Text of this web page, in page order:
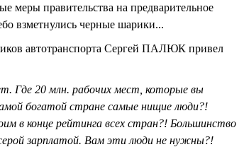
меры правительства на предварительное
взметнулись черные шарики...
автотранспорта Сергей ПАЛЮК привел
Где 20 млн. рабочих мест, которые вы
богатой стране самые нищие люди?!
в конце рейтинга всех стран?! Большинство
зарплатой. Вам эти люди не нужны?!